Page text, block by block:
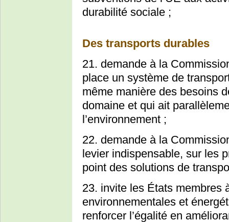
durabilité sociale ;
Des transports durables
21. demande à la
place un système de
même manière des besoins
domaine et qui ait
l’environnement ;
22. demande à la
levier indispensable, sur les
point des solutions de
23. invite les États membres
environnementales et
renforcer l’égalité en